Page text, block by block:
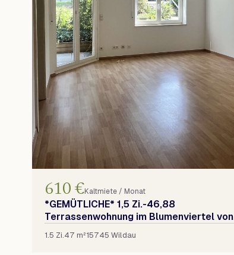
610 €Kaltmiete / Monat
*GEMÜTLICHE* 1,5 Zi.-46,88
Terrassenwohnung im Blumenviertel von
1.5 Zi.47 m²15745 Wildau